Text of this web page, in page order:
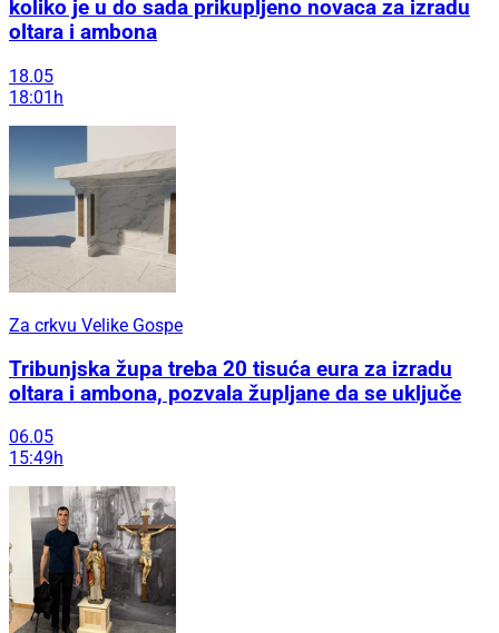
koliko je u do sada prikupljeno novaca za izradu
oltara i ambona
18.05
18:01h
Za crkvu Velike Gospe
Tribunjska župa treba 20 tisuća eura za izradu
oltara i ambona, pozvala župljane da se uključe
06.05
15:49h